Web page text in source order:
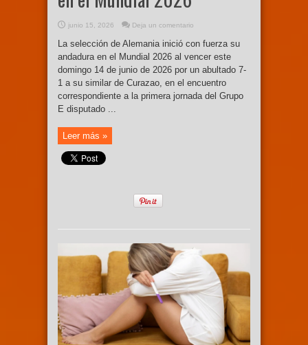
junio 15, 2026 Deja un comentario
La selección de Alemania inició con fuerza su
andadura en el Mundial 2026 al vencer este
domingo 14 de junio de 2026 por un abultado 7-
1 a su similar de Curazao, en el encuentro
correspondiente a la primera jornada del Grupo
E disputado ...
Leer más »